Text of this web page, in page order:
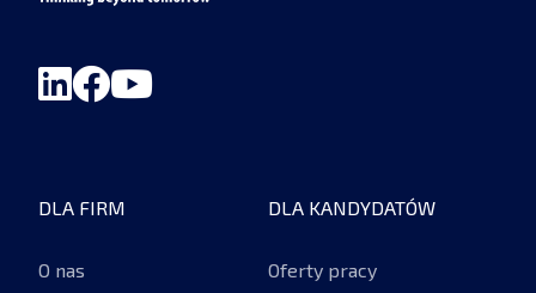
DLA FIRM
O nas
DLA KANDYDATÓW
Oferty pracy